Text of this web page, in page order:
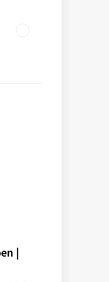
|